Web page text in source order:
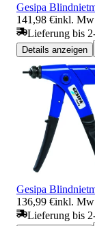
Gesipa
141,98 €inkl.
Lieferung bis
Details anzeigen
Gesipa
136,99 €inkl.
Lieferung bis